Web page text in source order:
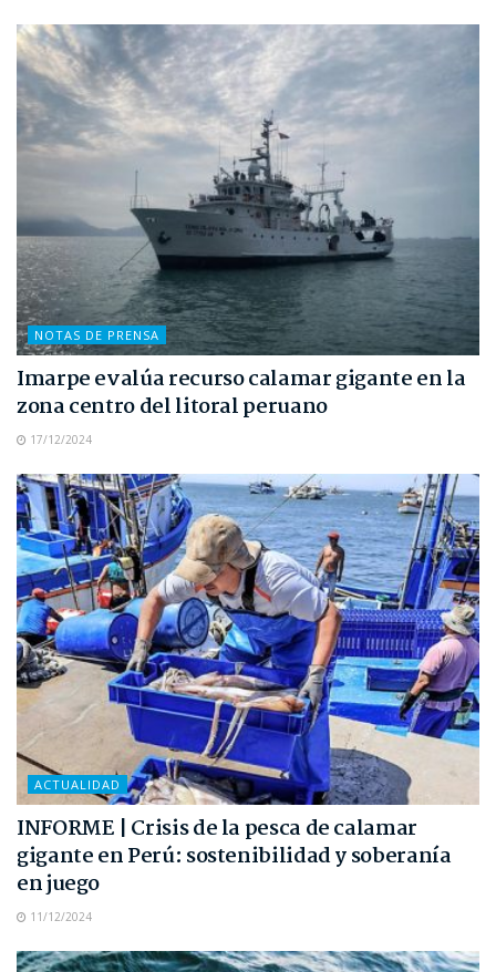
NOTAS DE PRENSA
Imarpe evalúa recurso calamar gigante en la
zona centro del litoral peruano
17/12/2024
ACTUALIDAD
INFORME | Crisis de la pesca de calamar
gigante en Perú: sostenibilidad y soberanía
en juego
11/12/2024